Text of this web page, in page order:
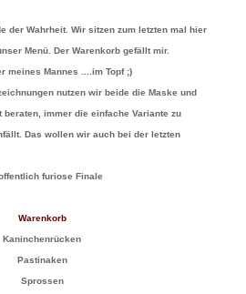
der Wahrheit. Wir sitzen zum letzten mal hier
Menü. Der Warenkorb gefällt mir.
meines Mannes ....im Topf ;)
nutzen wir beide die Maske und
beraten, immer die einfache Variante zu
Das wollen wir auch bei der letzten
furiose Finale
Warenkorb
Kaninchenrücken
Pastinaken
Sprossen